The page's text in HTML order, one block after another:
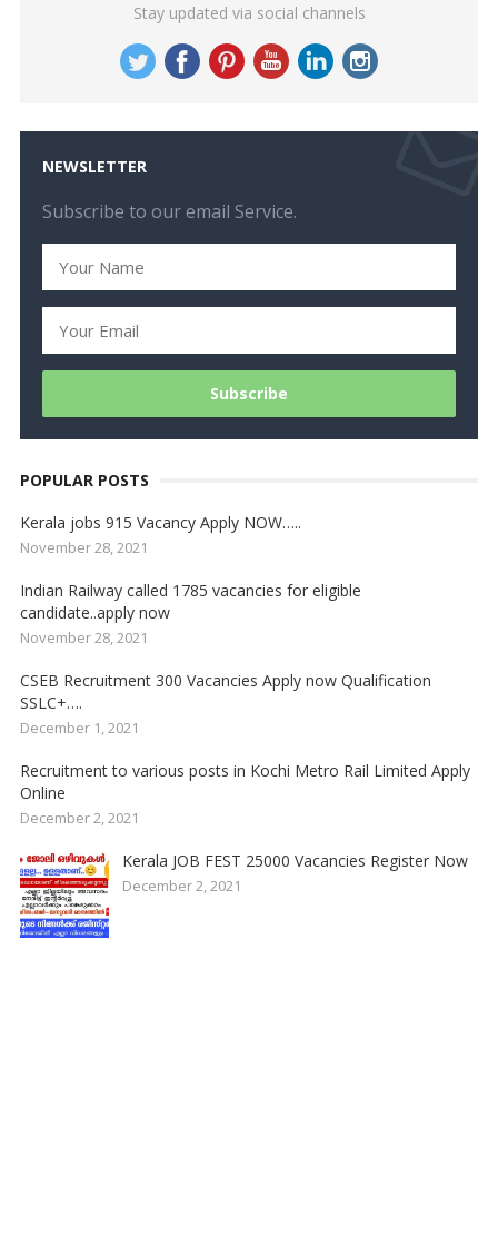
Stay updated via social channels
NEWSLETTER
Subscribe to our email Service.
POPULAR POSTS
Kerala jobs 915 Vacancy Apply NOW…..
November 28, 2021
Indian Railway called 1785 vacancies for eligible
candidate..apply now
November 28, 2021
CSEB Recruitment 300 Vacancies Apply now Qualification
SSLC+….
December 1, 2021
Recruitment to various posts in Kochi Metro Rail Limited Apply
Online
December 2, 2021
Kerala JOB FEST 25000 Vacancies Register Now
December 2, 2021